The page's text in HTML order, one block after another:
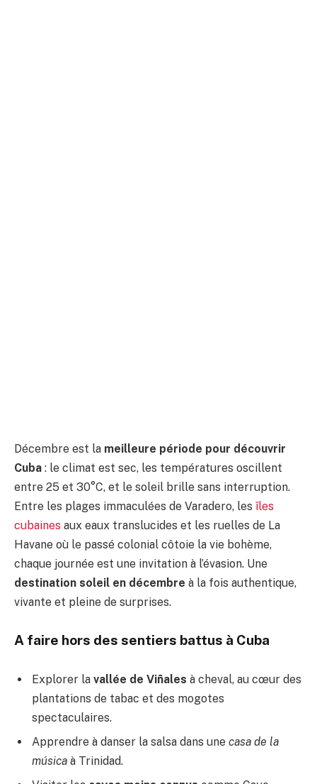
Décembre est la meilleure période pour découvrir
Cuba : le climat est sec, les températures oscillent
entre 25 et 30°C, et le soleil brille sans interruption.
Entre les plages immaculées de Varadero, les îles
cubaines aux eaux translucides et les ruelles de La
Havane où le passé colonial côtoie la vie bohème,
chaque journée est une invitation à l’évasion. Une
destination soleil en décembre à la fois authentique,
vivante et pleine de surprises.
A faire hors des sentiers battus à Cuba
Explorer la vallée de Viñales à cheval, au cœur des
plantations de tabac et des mogotes
spectaculaires.
Apprendre à danser la salsa dans une casa de la
música à Trinidad.